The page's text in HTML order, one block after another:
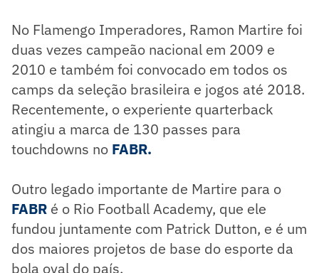
No Flamengo Imperadores, Ramon Martire foi
duas vezes campeão nacional em 2009 e
2010 e também foi convocado em todos os
camps da seleção brasileira e jogos até 2018.
Recentemente, o experiente quarterback
atingiu a marca de 130 passes para
touchdowns no FABR.
Outro legado importante de Martire para o
FABR é o Rio Football Academy, que ele
fundou juntamente com Patrick Dutton, e é um
dos maiores projetos de base do esporte da
bola oval do país.